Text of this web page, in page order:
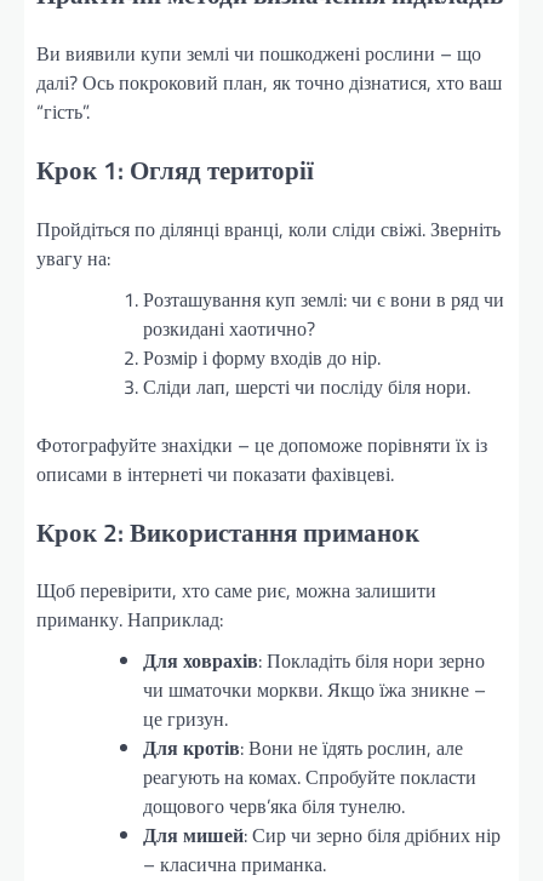
Ви виявили купи землі чи пошкоджені рослини – що
далі? Ось покроковий план, як точно дізнатися, хто ваш
“гість”.
Крок 1: Огляд території
Пройдіться по ділянці вранці, коли сліди свіжі. Зверніть
увагу на:
Розташування куп землі: чи є вони в ряд чи
розкидані хаотично?
Розмір і форму входів до нір.
Сліди лап, шерсті чи посліду біля нори.
Фотографуйте знахідки – це допоможе порівняти їх із
описами в інтернеті чи показати фахівцеві.
Крок 2: Використання приманок
Щоб перевірити, хто саме риє, можна залишити
приманку. Наприклад:
Для ховрахів: Покладіть біля нори зерно
чи шматочки моркви. Якщо їжа зникне –
це гризун.
Для кротів: Вони не їдять рослин, але
реагують на комах. Спробуйте покласти
дощового черв’яка біля тунелю.
Для мишей: Сир чи зерно біля дрібних нір
– класична приманка.